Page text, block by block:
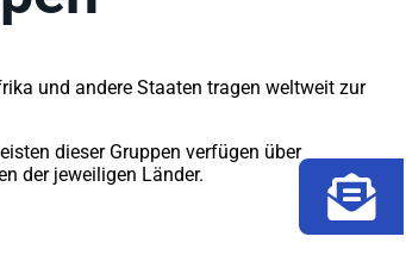
und andere Staaten tragen weltweit zur
dieser Gruppen verfügen über
der jeweiligen Länder.